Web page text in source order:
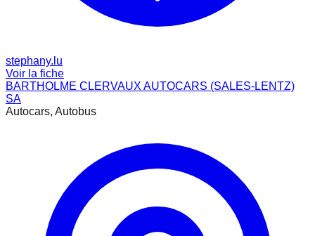
stephany.lu
Voir la fiche
BARTHOLME CLERVAUX AUTOCARS (SALES-LENTZ)
SA
Autocars, Autobus